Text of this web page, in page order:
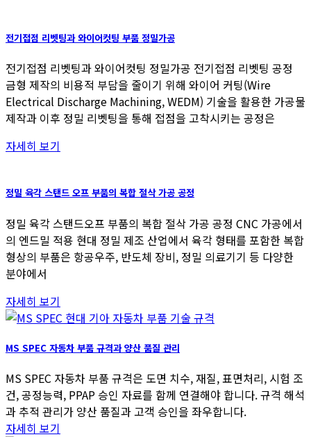
전기접점 리벳팅과 와이어컷팅 부품 정밀가공
전기접점 리벳팅과 와이어컷팅 정밀가공 전기접점 리벳팅 공정
금형 제작의 비용적 부담을 줄이기 위해 와이어 커팅(Wire
Electrical Discharge Machining, WEDM) 기술을 활용한 가공물
제작과 이후 정밀 리벳팅을 통해 접점을 고착시키는 공정은
자세히 보기
정밀 육각 스탠드 오프 부품의 복합 절삭 가공 공정
정밀 육각 스탠드오프 부품의 복합 절삭 가공 공정 CNC 가공에서
의 엔드밀 적용 현대 정밀 제조 산업에서 육각 형태를 포함한 복합
형상의 부품은 항공우주, 반도체 장비, 정밀 의료기기 등 다양한
분야에서
자세히 보기
MS SPEC 자동차 부품 규격과 양산 품질 관리
MS SPEC 자동차 부품 규격은 도면 치수, 재질, 표면처리, 시험 조
건, 공정능력, PPAP 승인 자료를 함께 연결해야 합니다. 규격 해석
과 추적 관리가 양산 품질과 고객 승인을 좌우합니다.
자세히 보기